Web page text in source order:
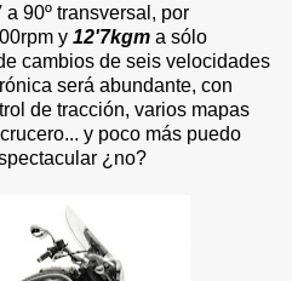
90º transversal, por
y 12'7kgm a sólo
cambios de seis velocidades
será abundante, con
de tracción, varios mapas
y poco más puedo
¿no?